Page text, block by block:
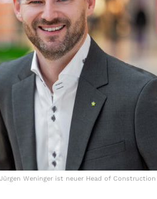
Jürgen Weninger ist neuer Head of